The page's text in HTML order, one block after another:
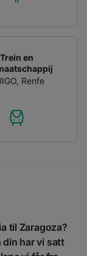
Trein en
, Renfe
til Zaragoza?
din har vi satt